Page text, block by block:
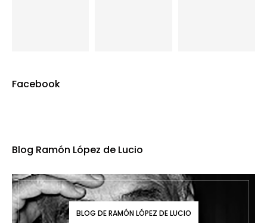
Facebook
Blog Ramón López de Lucio
BLOG DE RAMÓN LÓPEZ DE LUCIO